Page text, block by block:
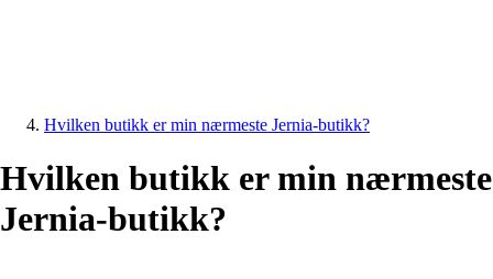
Hvilken butikk er min nærmeste Jernia-butikk?
Hvilken butikk er min nærmeste
Jernia-butikk?